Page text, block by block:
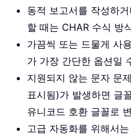
동적 보고서를 작성하
할 때는 CHAR 수식 방
가끔씩 또는 드물게 사
가 가장 간단한 옵션일
지원되지 않는 문자 문
표시됨)가 발생하면 글
유니코드 호환 글꼴로 변
고급 자동화를 위해서